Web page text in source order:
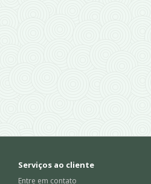
Serviços ao cliente
Entre em contato